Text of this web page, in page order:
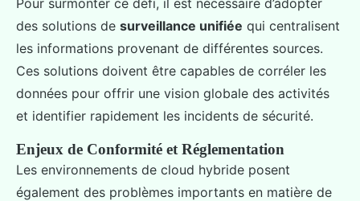
Pour surmonter ce défi, il est nécessaire d’adopter
des solutions de surveillance unifiée qui centralisent
les informations provenant de différentes sources.
Ces solutions doivent être capables de corréler les
données pour offrir une vision globale des activités
et identifier rapidement les incidents de sécurité.
Enjeux de Conformité et Réglementation
Les environnements de cloud hybride posent
également des problèmes importants en matière de